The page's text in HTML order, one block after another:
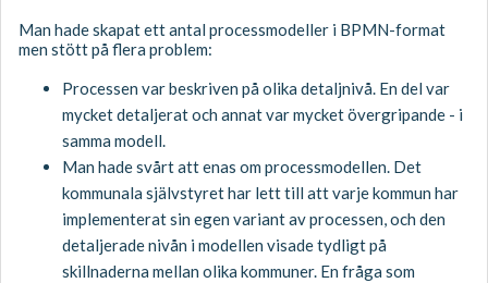
Man hade skapat ett antal processmodeller i BPMN-format
men stött på flera problem:
Processen var beskriven på olika detaljnivå. En del var
mycket detaljerat och annat var mycket övergripande - i
samma modell.
Man hade svårt att enas om processmodellen. Det
kommunala självstyret har lett till att varje kommun har
implementerat sin egen variant av processen, och den
detaljerade nivån i modellen visade tydligt på
skillnaderna mellan olika kommuner. En fråga som